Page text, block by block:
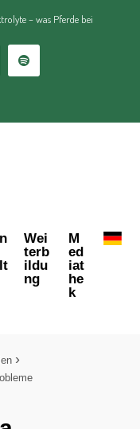
– was Pferde bei
Wei
terb
ildu
ng
M
ed
iat
he
k